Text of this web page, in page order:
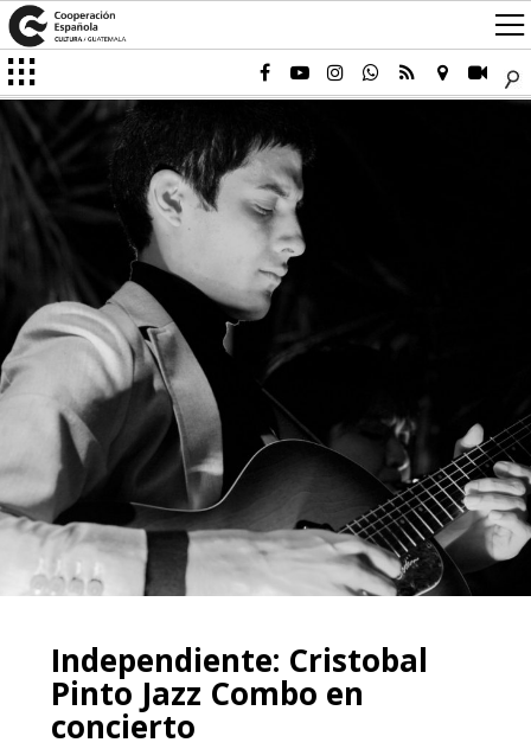
Independiente: Cristobal
Pinto Jazz Combo en
concierto